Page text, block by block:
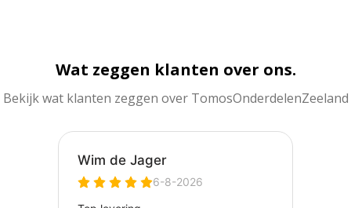
Wat zeggen klanten over ons.
Bekijk wat klanten zeggen over TomosOnderdelenZeeland